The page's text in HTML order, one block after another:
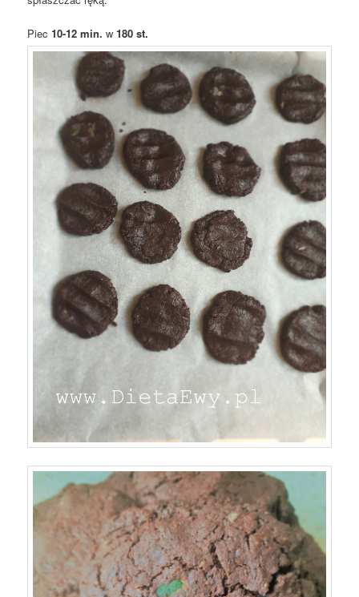
Piec10-12 min. w180 st.